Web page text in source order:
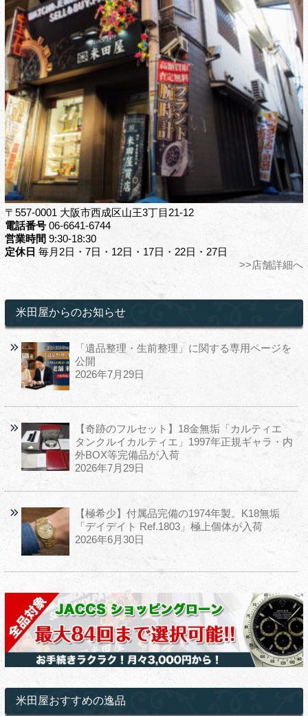
〒557-0001 大阪市西成区山王3丁目21-12
電話番号06-6641-6744
営業時間 9:30-18:30
定休日 毎月2日・7日・12日・17日・22日・27日
>>店舗詳細へ
米田屋からのお知らせ
「遺品整理・生前整理」に関する専用ページを
公開
2026年7月29日
【奇跡のフルセット】18金無垢「カルティエ
タンクルイカルティエ」1997年正規ギャラ・内
外BOX等完備品が入荷
2026年7月29日
【極希少】付属品完備の1974年製。K18無垢
「デイデイト Ref.1803」極上個体が入荷
2026年6月30日
米田屋おすすめの逸品